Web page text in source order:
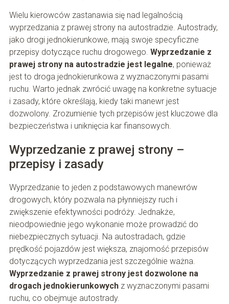
Wielu kierowców zastanawia się nad legalnością
wyprzedzania z prawej strony na autostradzie. Autostrady,
jako drogi jednokierunkowe, mają swoje specyficzne
przepisy dotyczące ruchu drogowego. Wyprzedzanie z
prawej strony na autostradzie jest legalne, ponieważ
jest to droga jednokierunkowa z wyznaczonymi pasami
ruchu. Warto jednak zwrócić uwagę na konkretne sytuacje
i zasady, które określają, kiedy taki manewr jest
dozwolony. Zrozumienie tych przepisów jest kluczowe dla
bezpieczeństwa i uniknięcia kar finansowych.
Wyprzedzanie z prawej strony –
przepisy i zasady
Wyprzedzanie to jeden z podstawowych manewrów
drogowych, który pozwala na płynniejszy ruch i
zwiększenie efektywności podróży. Jednakże,
nieodpowiednie jego wykonanie może prowadzić do
niebezpiecznych sytuacji. Na autostradach, gdzie
prędkość pojazdów jest większa, znajomość przepisów
dotyczących wyprzedzania jest szczególnie ważna.
Wyprzedzanie z prawej strony jest dozwolone na
drogach jednokierunkowychz wyznaczonymi pasami
ruchu, co obejmuje autostrady.